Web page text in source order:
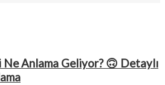
Ne Anlama Geliyor? 🙃 Detaylı